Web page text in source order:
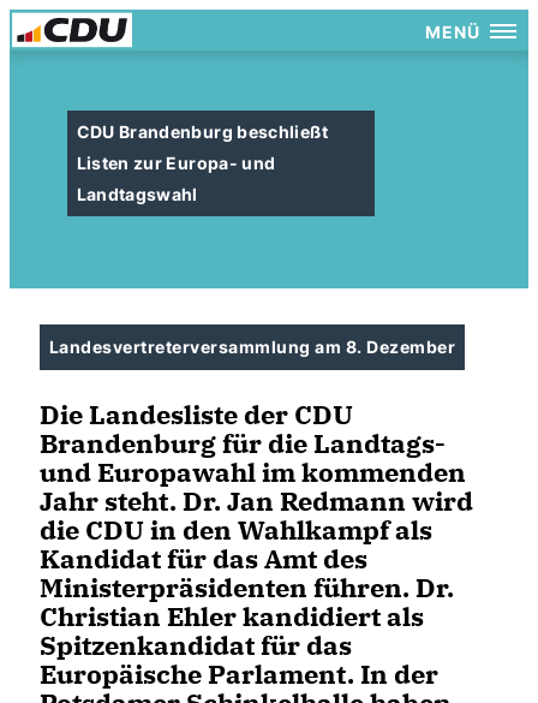
MENÜ
CDU Brandenburg beschließt
Listen zur Europa- und
Landtagswahl
Landesvertreterversammlung am 8. Dezember
Die Landesliste der CDU
Brandenburg für die Landtags-
und Europawahl im kommenden
Jahr steht. Dr. Jan Redmann wird
die CDU in den Wahlkampf als
Kandidat für das Amt des
Ministerpräsidenten führen. Dr.
Christian Ehlerkandidiert als
Spitzenkandidat für das
Europäische Parlament. In der